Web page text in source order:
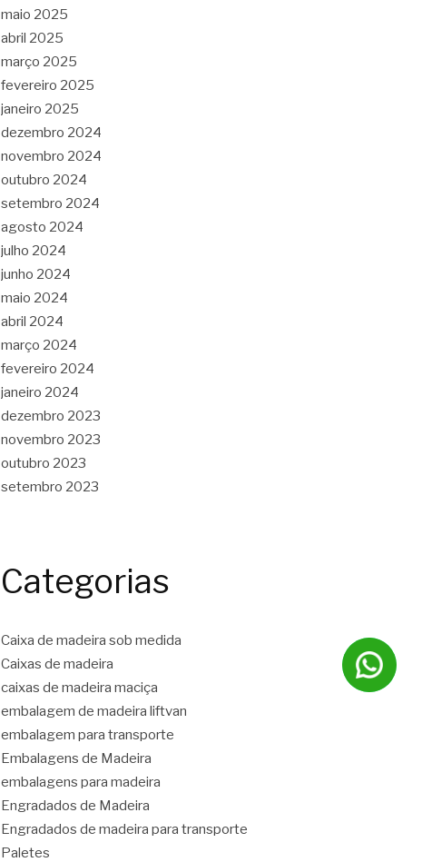
maio 2025
abril 2025
março 2025
fevereiro 2025
janeiro 2025
dezembro 2024
novembro 2024
outubro 2024
setembro 2024
agosto 2024
julho 2024
junho 2024
maio 2024
abril 2024
março 2024
fevereiro 2024
janeiro 2024
dezembro 2023
novembro 2023
outubro 2023
setembro 2023
Categorias
Caixa de madeira sob medida
Caixas de madeira
caixas de madeira maciça
embalagem de madeira liftvan
embalagem para transporte
Embalagens de Madeira
embalagens para madeira
Engradados de Madeira
Engradados de madeira para transporte
Paletes